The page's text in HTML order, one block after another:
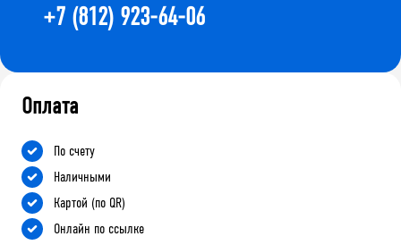
+7 (812) 923-64-06
Оплата
По счету
Наличными
Картой (по QR)
Онлайн по ссылке